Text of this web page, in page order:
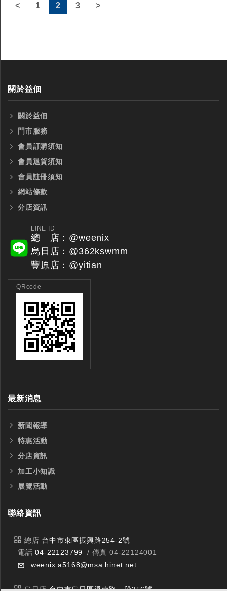
< 1 2 3 >
關於益佃
關於益佃
門市服務
會員訂購須知
會員退貨須知
會員註冊須知
網站條款
分店資訊
LINE ID
總 店：@weenix
烏日店：@362kswmm
豐原店：@yitian
QRcode
最新消息
新聞報導
特惠活動
分店資訊
加工小知識
展覽活動
聯絡資訊
總店 台中市東區振興路254-2號
電話04-22123799
/ 傳真 04-22124001
weenix.a5168@msa.hinet.net
烏日店台中市烏日區溪南路一段356號